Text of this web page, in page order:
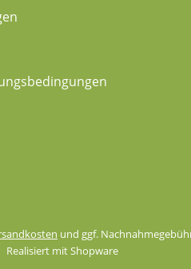
und ggf.
Realisiert mit Shopware